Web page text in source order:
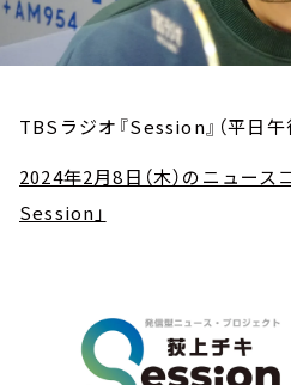
TBSラジオ『Session』（平日午
2024年2月8日（木）のニュー
Session」